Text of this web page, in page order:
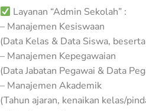
Layanan “Admin Sekolah” :
– Manajemen Kesiswaan
(Data Kelas & Data Siswa,
– Manajemen Kepegawaian
(Data Jabatan Pegawai & Data
– Manajemen Akademik
(Tahun ajaran, kenaikan kelas/